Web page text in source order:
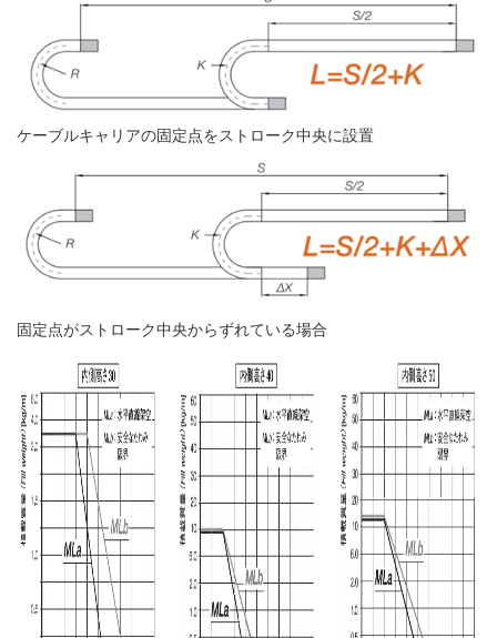
ケーブルキャリアの固定点をストローク中央に設置
固定点がストローク中央からずれている場合